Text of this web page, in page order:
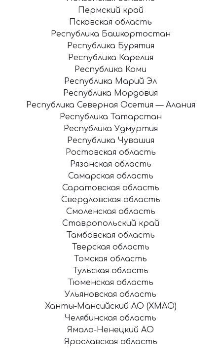
Пермский край
Псковская область
Республика Башкортостан
Республика Бурятия
Республика Карелия
Республика Коми
Республика Марий Эл
Республика Мордовия
Республика Северная Осетия — Алания
Республика Татарстан
Республика Удмуртия
Республика Чувашия
Ростовская область
Рязанская область
Самарская область
Саратовская область
Свердловская область
Смоленская область
Ставропольский край
Тамбовская область
Тверская область
Томская область
Тульская область
Тюменская область
Ульяновская область
Ханты-Мансийский АО (ХМАО)
Челябинская область
Ямало-Ненецкий АО
Ярославская область